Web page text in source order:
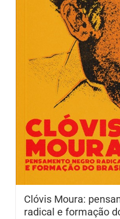
Clóvis Moura:
radical e formação